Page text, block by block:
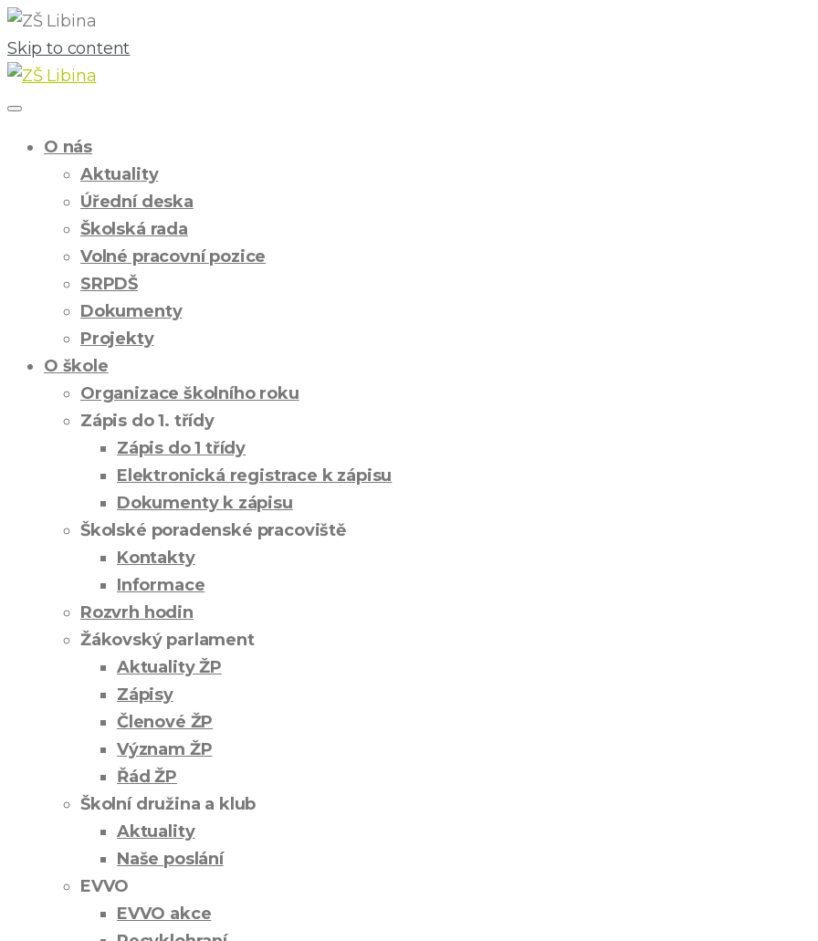
Skip to content
O nás
Aktuality
Úřední deska
Školská rada
Volné pracovní pozice
SRPDŠ
Dokumenty
Projekty
O škole
Organizace školního roku
Zápis do 1. třídy
Zápis do 1 třídy
Elektronická registrace k zápisu
Dokumenty k zápisu
Školské poradenské pracoviště
Kontakty
Informace
Rozvrh hodin
Žákovský parlament
Aktuality ŽP
Zápisy
Členové ŽP
Význam ŽP
Řád ŽP
Školní družina a klub
Aktuality
Naše poslání
EVVO
EVVO akce